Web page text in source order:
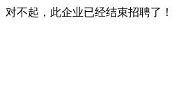
对不起，此企业已经结束招聘了！